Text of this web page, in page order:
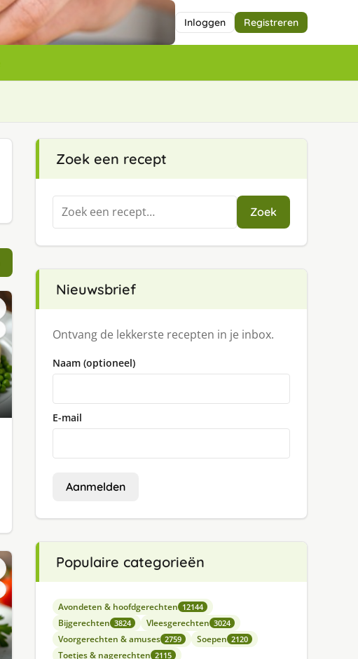
Inloggen Registreren
Zoek een recept
Zoeken
naar:
Zoek
Nieuwsbrief
Ontvang de lekkerste recepten in je inbox.
Naam (optioneel)
E-mail
Aanmelden
Populaire categorieën
Avondeten & hoofdgerechten 12144
Bijgerechten 3824 Vleesgerechten 3024
Voorgerechten & amuses 2759 Soepen 2120
Toetjes & nagerechten 2115